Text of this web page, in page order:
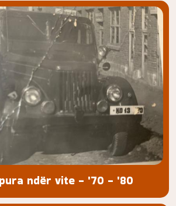
ndër vite - '70 - '80